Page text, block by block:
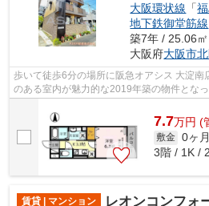
大阪環状線 「
地下鉄御堂筋線
築7年 / 25.06㎡
大阪府大阪市
歩いて徒歩6分の場所に阪急オアシス 大淀南
のある室内が魅力的な2019年築の物件とな
場も用意されており、通勤前などにご...
7.7万円 (
敷金 0ヶ月
3階 / 1K /
賃貸 | マンション レオンコンフォ